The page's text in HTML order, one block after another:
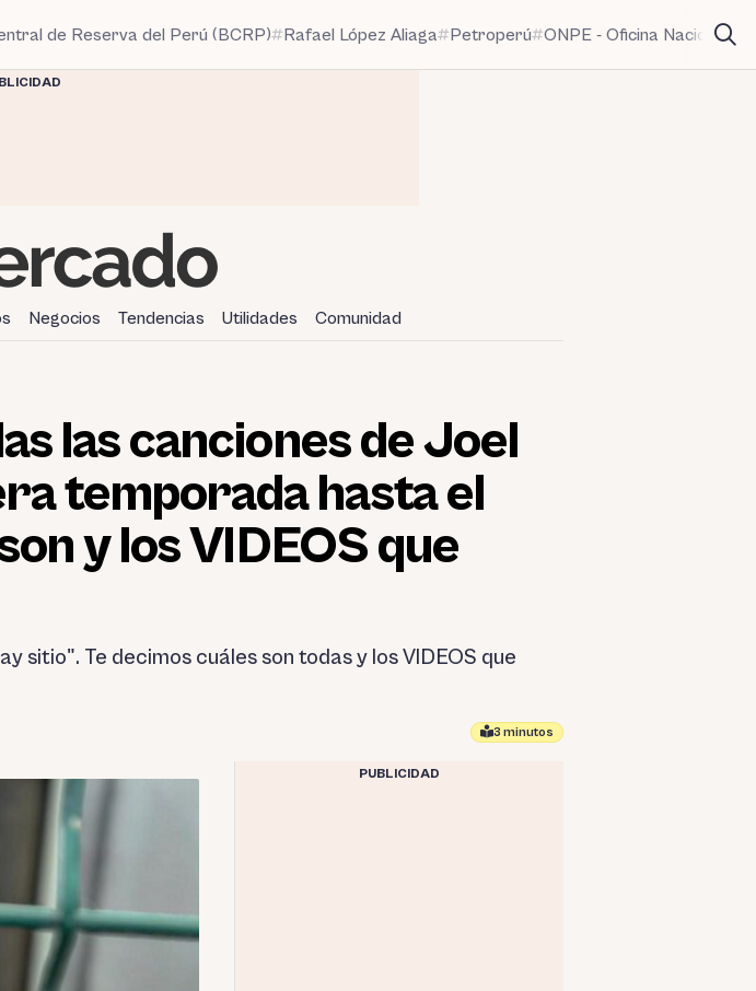
de Reserva del Perú (BCRP) Rafael López Aliaga Petroperú ONPE - Oficina Nacional
Negocios Tendencias Utilidades Comunidad
las canciones de Joel
temporada hasta el
y los VIDEOS que
sitio". Te decimos cuáles son todas y los VIDEOS que
3 minutos
PUBLICIDAD